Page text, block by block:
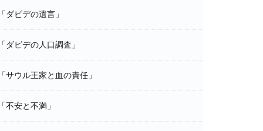
ダビデの遺言」
ダビデの人口調査」
サウル王家と血の責任」
不安と不満」